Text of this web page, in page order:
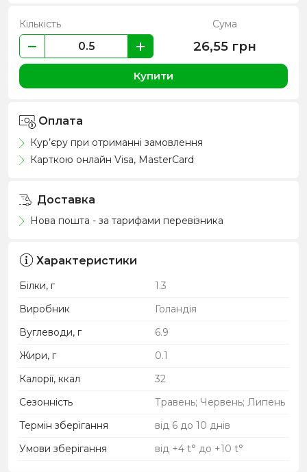
Кількість Сума
26,55 грн
Купити
Оплата
Кур’єру при отриманні замовлення
Карткою онлайн Visa, MasterCard
Доставка
Нова пошта - за тарифами перевізника
Характеристики
Білки, г
1.3
Виробник
Голандія
Вуглеводи, г
6.9
Жири, г
0.1
Калорії, ккал
32
Сезонність
Травень; Червень; Липень
Термін зберігання
від 6 до 10 днів
Умови зберігання
від +4 t° до +10 t°